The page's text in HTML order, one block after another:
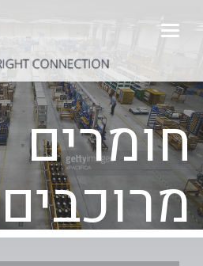
לתוכןToggle
navigation
חומרים
מרוכבים